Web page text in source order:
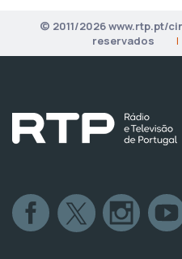
© 2011/2026 www.rtp.pt/
reservados
|